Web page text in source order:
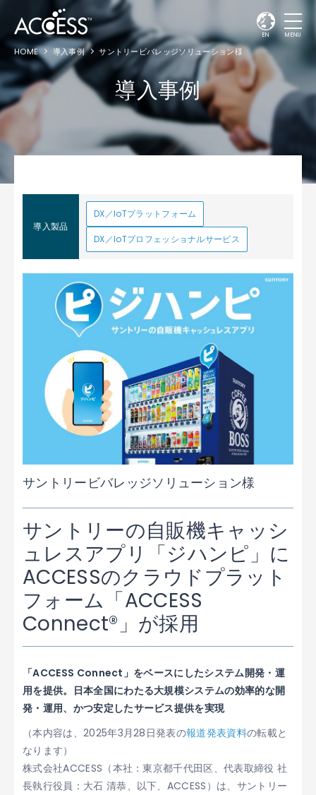
EN MENU
HOME 導入事例 サントリービバレッジソリューション様
導入事例
導入製品
DX／IoTプラットフォーム
DX／IoTプロフェッショナルサービス
サントリービバレッジソリューション様
サントリーの自販機キャッシ
ュレスアプリ「ジハンピ」に
ACCESSのクラウドプラット
フォーム「ACCESS
Connect®」が採用
「ACCESS Connect」をベースにしたシステム開発・運
用を提供。日本全国にわたる大規模システムの効率的な開
発・運用、かつ安定したサービス提供を実現
（本内容は、2025年3月28日発表の報道発表資料の転載と
なります）
株式会社ACCESS（本社：東京都千代田区、代表取締役 社
長執行役員：大石 清恭、以下、ACCESS）は、サントリー